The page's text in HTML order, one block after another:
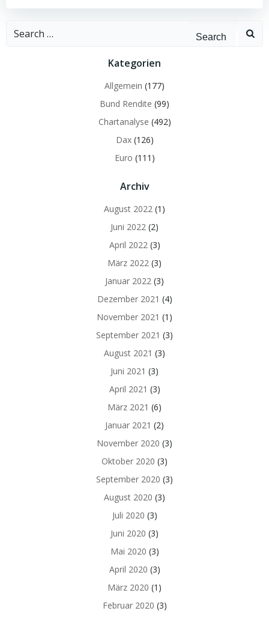
Search
Kategorien
Allgemein (177)
Bund Rendite (99)
Chartanalyse (492)
Dax(126)
Euro (111)
Archiv
August 2022 (1)
Juni 2022 (2)
April 2022 (3)
März 2022 (3)
Januar 2022 (3)
Dezember 2021 (4)
November 2021 (1)
September 2021 (3)
August 2021 (3)
Juni 2021 (3)
April 2021 (3)
März 2021 (6)
Januar 2021 (2)
November 2020 (3)
Oktober 2020 (3)
September 2020 (3)
August 2020 (3)
Juli 2020 (3)
Juni 2020 (3)
Mai 2020 (3)
April 2020 (3)
März 2020 (1)
Februar 2020 (3)